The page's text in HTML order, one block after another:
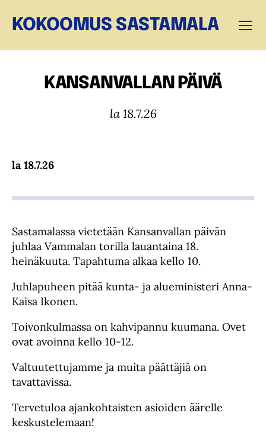
KOKOOMUS SASTAMALA
KANSANVALLAN PÄIVÄ
la 18.7.26
la 18.7.26
Sastamalassa vietetään Kansanvallan päivän
juhlaa Vammalan torilla lauantaina 18.
heinäkuuta. Tapahtuma alkaa kello 10.
Juhlapuheen pitää kunta- ja alueministeri Anna-
Kaisa Ikonen.
Toivonkulmassa on kahvipannu kuumana. Ovet
ovat avoinna kello 10-12.
Valtuutettujamme ja muita päättäjiä on
tavattavissa.
Tervetuloa ajankohtaisten asioiden äärelle
keskustelemaan!